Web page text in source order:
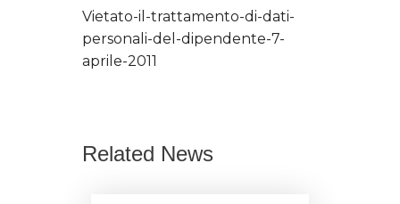
Vietato-il-trattamento-di-dati-
personali-del-dipendente-7-
aprile-2011
Related News